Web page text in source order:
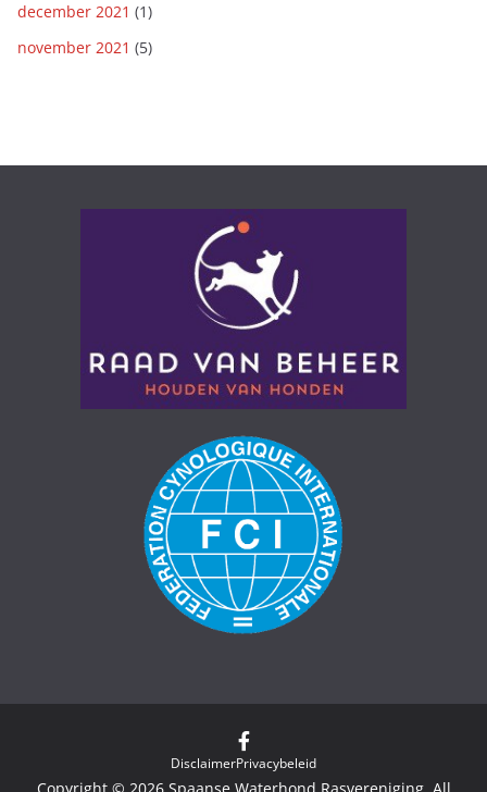
december 2021 (1)
november 2021 (5)
DisclaimerPrivacybeleid
Copyright © 2026 Spaanse Waterhond Rasvereniging. All